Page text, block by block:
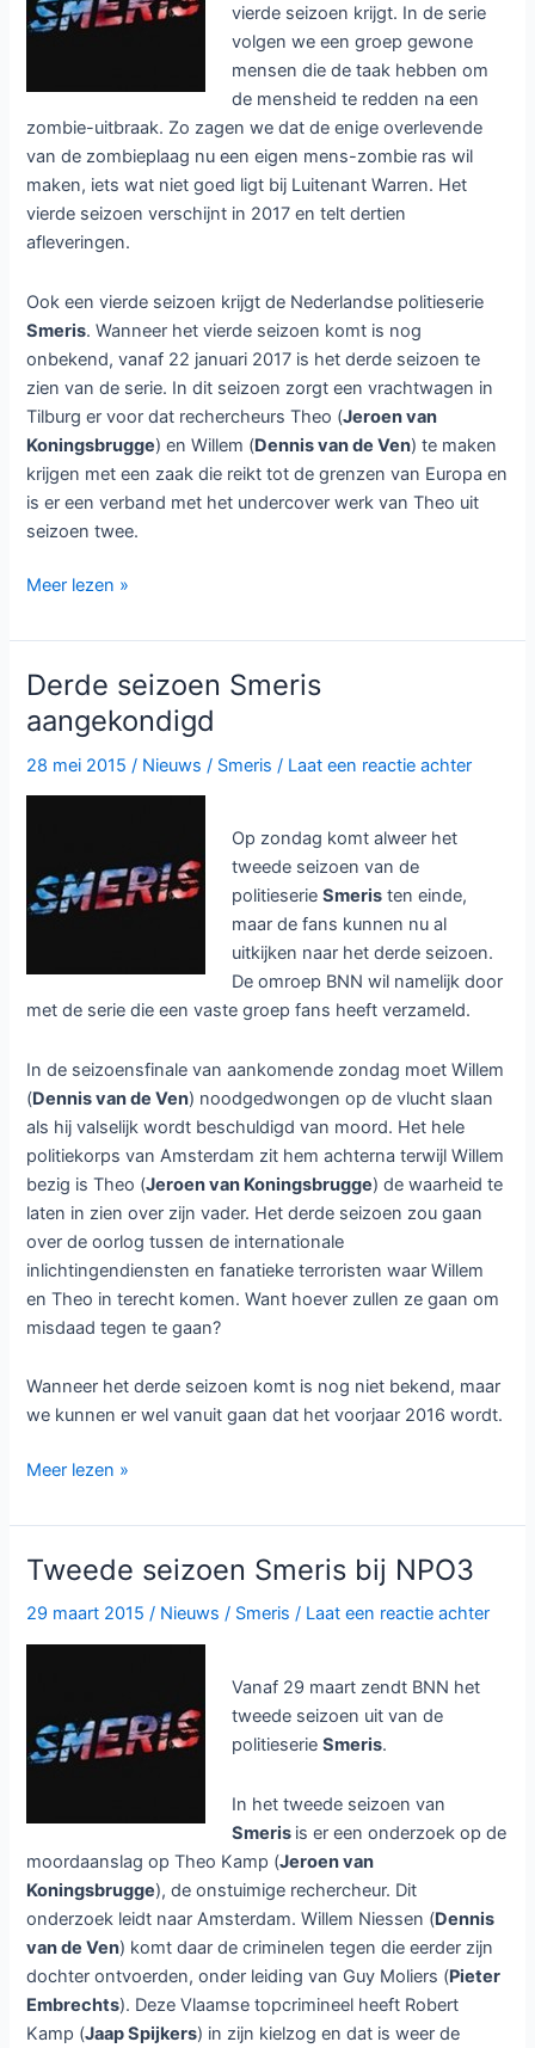
vierde seizoen krijgt. In de serie
volgen we een groep gewone
mensen die de taak hebben om
de mensheid te redden na een
zombie-uitbraak. Zo zagen we dat de enige overlevende
van de zombieplaag nu een eigen mens-zombie ras wil
maken, iets wat niet goed ligt bij Luitenant Warren. Het
vierde seizoen verschijnt in 2017 en telt dertien
afleveringen.
Ook een vierde seizoen krijgt de Nederlandse politieserie
Smeris. Wanneer het vierde seizoen komt is nog
onbekend, vanaf 22 januari 2017 is het derde seizoen te
zien van de serie. In dit seizoen zorgt een vrachtwagen in
Tilburg er voor dat rechercheurs Theo (Jeroen van
Koningsbrugge) en Willem (Dennis van de Ven) te maken
krijgen met een zaak die reikt tot de grenzen van Europa en
is er een verband met het undercover werk van Theo uit
seizoen twee.
Z
en
Smeris
krijgen
vierde
seizoen
Meer lezen »
Derde seizoen Smeris
aangekondigd
28 mei 2015/ Nieuws / Smeris / Laat een reactie achter
Op zondag komt alweer het
tweede seizoen van de
politieserieSmeris ten einde,
maar de fans kunnen nu al
uitkijken naar het derde seizoen.
De omroep BNN wil namelijk door
met de serie die een vaste groep fans heeft verzameld.
In de seizoensfinale van aankomende zondag moet Willem
(Dennis van de Ven) noodgedwongen op de vlucht slaan
als hij valselijk wordt beschuldigd van moord. Het hele
politiekorps van Amsterdam zit hem achterna terwijl Willem
bezig is Theo (Jeroen van Koningsbrugge) de waarheid te
laten in zien over zijn vader. Het derde seizoen zou gaan
over de oorlog tussen de internationale
inlichtingendiensten en fanatieke terroristen waar Willem
en Theo in terecht komen. Want hoever zullen ze gaan om
misdaad tegen te gaan?
Wanneer het derde seizoen komt is nog niet bekend, maar
we kunnen er wel vanuit gaan dat het voorjaar 2016 wordt.
Derde
Smeris
aangekondigd
Meer lezen »
Tweede seizoen Smeris bij NPO3
29 maart 2015/ Nieuws / Smeris / Laat een reactie achter
Vanaf 29 maart zendt BNN het
tweede seizoen uit van de
politieserieSmeris.
In het tweede seizoen van
Smeris is er een onderzoek op de
moordaanslag op Theo Kamp (Jeroen van
Koningsbrugge), de onstuimige rechercheur. Dit
onderzoek leidt naar Amsterdam. Willem Niessen (Dennis
van de Ven) komt daar de criminelen tegen die eerder zijn
dochter ontvoerden, onder leiding van Guy Moliers (Pieter
Embrechts). Deze Vlaamse topcrimineel heeft Robert
Kamp (Jaap Spijkers) in zijn kielzog en dat is weer de